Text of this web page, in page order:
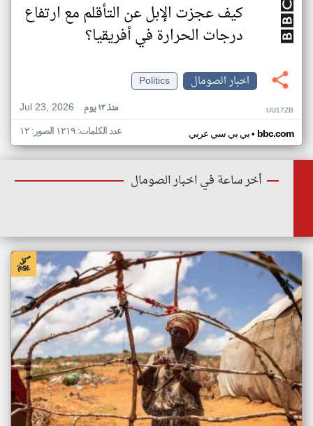
كيف عجزت الإبل عن التأقلم مع ارتفاع
درجات الحرارة في أفريقيا؟
اخبار الصومال
Politics
Jul 23, 2026
منذ ١٣ يوم UU17ZB
بي بي سي عربي• bbc.com عدد الكلمات: ١٢١٩ الصور: ١٢
أخر ساعة في اخبار الصومال